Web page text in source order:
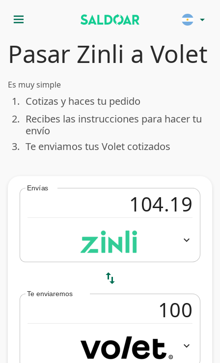
menu arrow_drop_down
Pasar Zinli a Volet
Es muy simple
done
1. Cotizas y haces tu pedido
done
2. Recibes las instrucciones para hacer tu
envío
done
3. Te enviamos tus Volet cotizados
Envías
expand_more
swap_vert
Te enviaremos
expand_more